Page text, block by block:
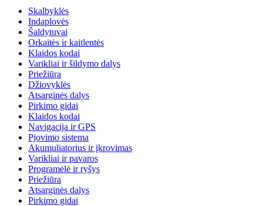
Skalbyklės
Indaplovės
Šaldytuvai
Orkaitės ir kaitlentės
Klaidos kodai
Varikliai ir šildymo dalys
Priežiūra
Džiovyklės
Atsarginės dalys
Pirkimo gidai
Klaidos kodai
Navigacija ir GPS
Pjovimo sistema
Akumuliatorius ir įkrovimas
Varikliai ir pavaros
Programėlė ir ryšys
Priežiūra
Atsarginės dalys
Pirkimo gidai